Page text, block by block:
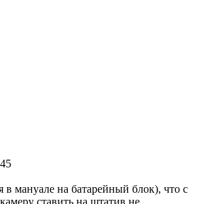
в мануале на батарейный блок), что с